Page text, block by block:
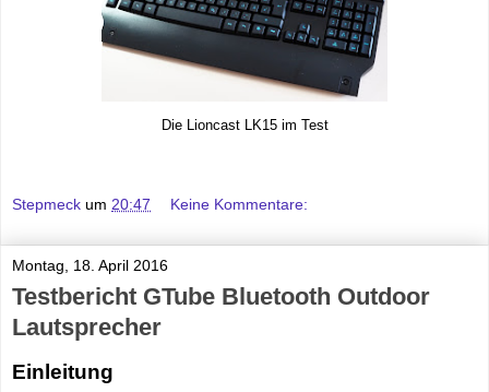
Die Lioncast LK15 im Test
Stepmeck um 20:47 Keine Kommentare:
Montag, 18. April 2016
Testbericht GTube Bluetooth Outdoor
Lautsprecher
Einleitung